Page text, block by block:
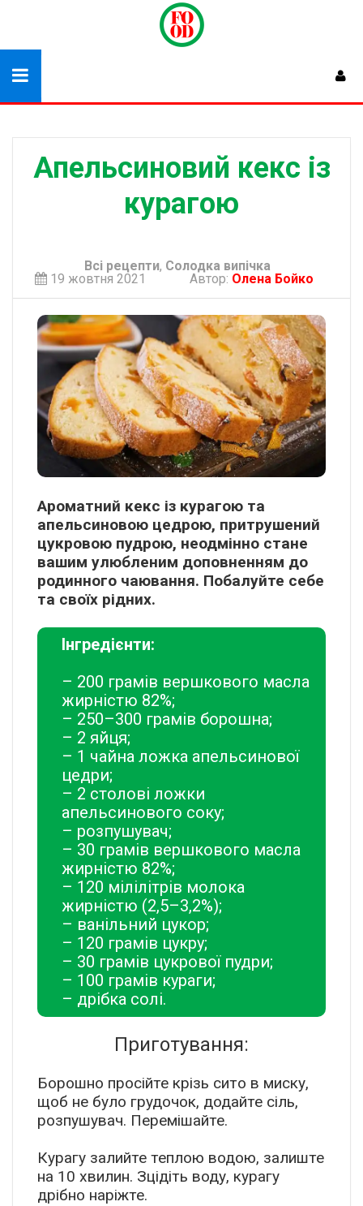
Апельсиновий кекс із
курагою
Всі рецепти, Солодка випічка
19 жовтня 2021
Автор: Олена Бойко
Ароматний кекс із курагою та
апельсиновою цедрою, притрушений
цукровою пудрою, неодмінно стане
вашим улюбленим доповненням до
родинного чаювання. Побалуйте себе
та своїх рідних.
Інгредієнти:
– 200 грамів вершкового масла
жирністю 82%;
– 250–300 грамів борошна;
– 2 яйця;
– 1 чайна ложка апельсинової
цедри;
– 2 столові ложки
апельсинового соку;
– розпушувач;
– 30 грамів вершкового масла
жирністю 82%;
– 120 мілілітрів молока
жирністю (2,5–3,2%);
– ванільний цукор;
– 120 грамів цукру;
– 30 грамів цукрової пудри;
– 100 грамів кураги;
– дрібка солі.
Приготування:
Борошно просійте крізь сито в миску,
щоб не було грудочок, додайте сіль,
розпушувач. Перемішайте.
Курагу залийте теплою водою, залиште
на 10 хвилин. Зцідіть воду, курагу
дрібно наріжте.